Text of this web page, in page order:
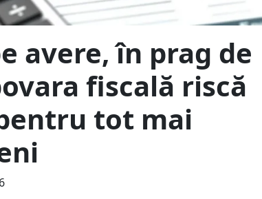
avere, în prag de
fiscală riscă
tot mai